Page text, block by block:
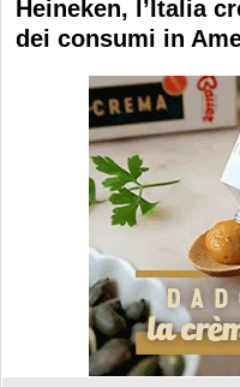
Heineken, l’Italia
dei consumi in